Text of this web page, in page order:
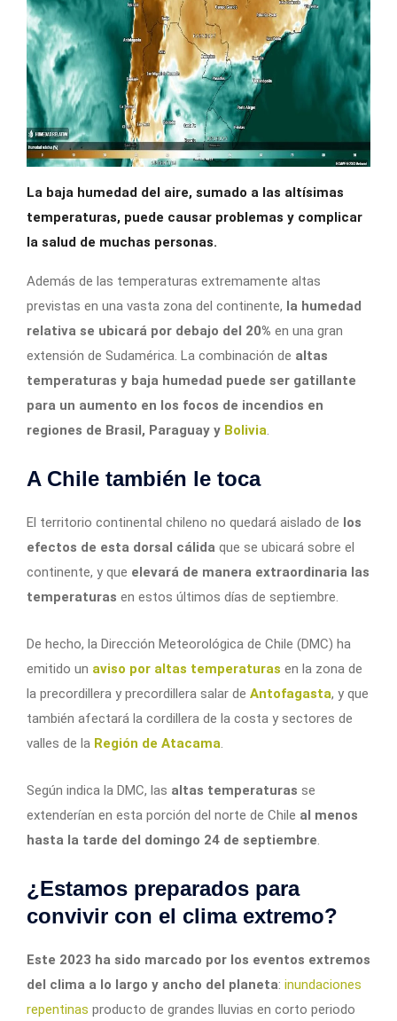
La baja humedad del aire, sumado a las altísimas
temperaturas, puede causar problemas y complicar
la salud de muchas personas.
Además de las temperaturas extremamente altas
previstas en una vasta zona del continente, la humedad
relativa se ubicará por debajo del 20% en una gran
extensión de Sudamérica. La combinación de altas
temperaturas y baja humedad puede ser gatillante
para un aumento en los focos de incendios en
regiones de Brasil, Paraguay y Bolivia.
A Chile también le toca
El territorio continental chileno no quedará aislado de los
efectos de esta dorsal cálida que se ubicará sobre el
continente, y que elevará de manera extraordinaria las
temperaturas en estos últimos días de septiembre.
De hecho, la Dirección Meteorológica de Chile (DMC) ha
emitido un aviso por altas temperaturas en la zona de
la precordillera y precordillera salar de Antofagasta, y que
también afectará la cordillera de la costa y sectores de
valles de la Región de Atacama.
Según indica la DMC, las altas temperaturas se
extenderían en esta porción del norte de Chile al menos
hasta la tarde del domingo 24 de septiembre.
¿Estamos preparados para
convivir con el clima extremo?
Este 2023 ha sido marcado por los eventos extremos
del clima a lo largo y ancho del planeta: inundaciones
repentinas producto de grandes lluvias en corto periodo